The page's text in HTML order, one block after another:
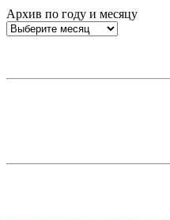
Архив по году и месяцу